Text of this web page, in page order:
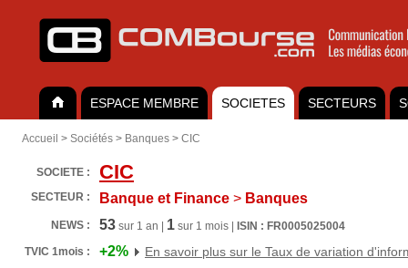
ESPACE MEMBRE SOCIETES SECTEURS
Accueil > Sociétés > Banques > CIC
SOCIETE : CIC
SECTEUR : Banque et Finance > Banques
NEWS : 53 sur 1 an | 1 sur 1 mois |
ISIN : FR0005025004
TVIC 1mois :
+2% En savoir plus sur le Taux de variation